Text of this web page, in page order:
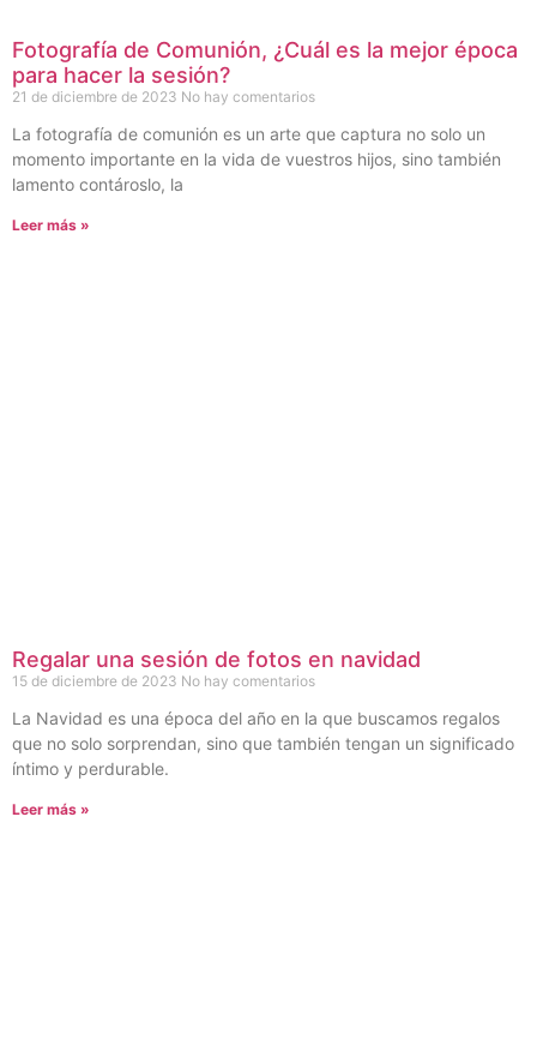
Fotografía de Comunión, ¿Cuál es la mejor época
para hacer la sesión?
21 de diciembre de 2023 No hay comentarios
La fotografía de comunión es un arte que captura no solo un
momento importante en la vida de vuestros hijos, sino también
lamento contároslo, la
Leer más »
Regalar una sesión de fotos en navidad
15 de diciembre de 2023 No hay comentarios
La Navidad es una época del año en la que buscamos regalos
que no solo sorprendan, sino que también tengan un significado
íntimo y perdurable.
Leer más »